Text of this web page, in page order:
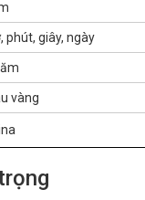
phút, giây, ngày
vàng